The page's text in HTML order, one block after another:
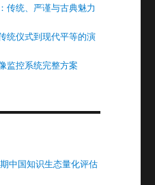
传统、严谨与古典魅力
统仪式到现代平等的演
监控系统完整方案
中国知识生态量化评估